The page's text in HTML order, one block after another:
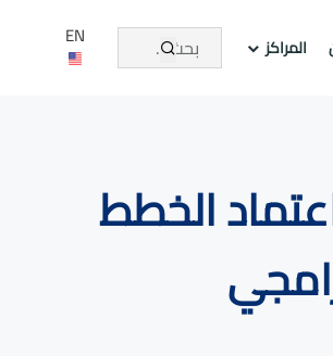
المراكز EN
الخطط